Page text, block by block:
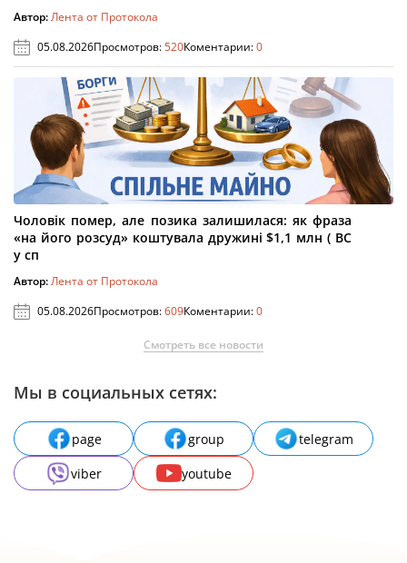
Автор:Лента от Протокола
05.08.2026Просмотров:520Коментарии:0
Чоловік помер, але позика залишилася: як фраза
«на його розсуд» коштувала дружині $1,1 млн ( ВС
у сп
Автор:Лента от Протокола
05.08.2026Просмотров:609Коментарии:0
Смотреть все новости
Мы в социальных сетях:
page group
telegram
viber
youtube